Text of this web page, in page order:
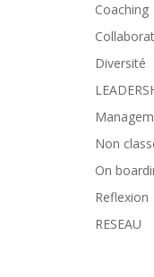
Coaching
Diversité
Non
On
Reflexion
RESEAU